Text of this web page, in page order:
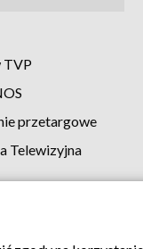
TVP
przetargowe
Telewizyjna
Polityka